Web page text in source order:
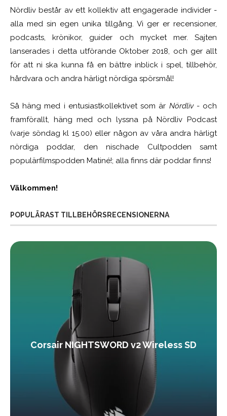
Nördliv består av ett kollektiv att engagerade individer -
alla med sin egen unika tillgång. Vi ger er recensioner,
podcasts, krönikor, guider och mycket mer. Sajten
lanserades i detta utförande Oktober 2018, och ger allt
för att ni ska kunna få en bättre inblick i spel, tillbehör,
hårdvara och andra härligt nördiga spörsmål!
Så häng med i entusiastkollektivet som är Nördliv- och
framförallt, häng med och lyssna på Nördliv Podcast
(varje söndag kl 15.00) eller någon av våra andra härligt
nördiga poddar, den nischade Cultpodden samt
populärfilmspodden Matiné!; alla finns där poddar finns!
Välkommen!
POPULÄRAST TILLBEHÖRSRECENSIONERNA
Corsair NIGHTSWORD v2 Wireless SD